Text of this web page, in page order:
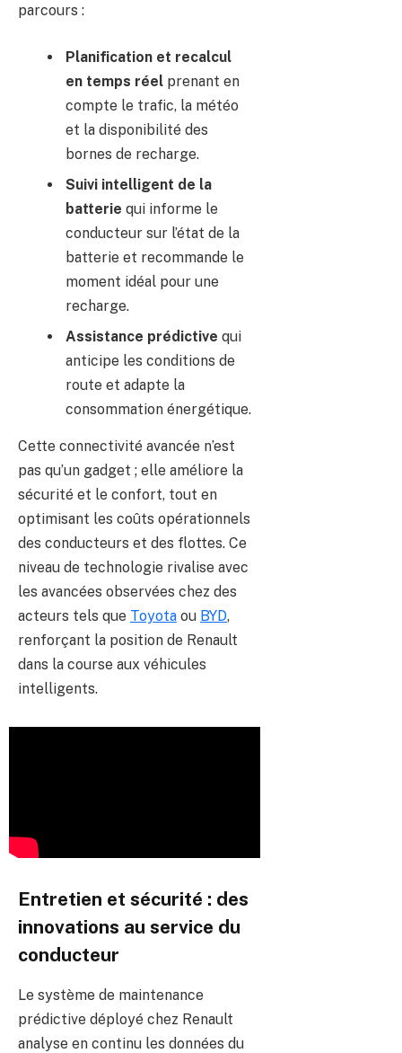
parcours :
Planification et recalcul
en temps réel prenant en
compte le trafic, la météo
et la disponibilité des
bornes de recharge.
Suivi intelligent de la
batterie qui informe le
conducteur sur l’état de la
batterie et recommande le
moment idéal pour une
recharge.
Assistance prédictive qui
anticipe les conditions de
route et adapte la
consommation énergétique.
Cette connectivité avancée n’est
pas qu’un gadget ; elle améliore la
sécurité et le confort, tout en
optimisant les coûts opérationnels
des conducteurs et des flottes. Ce
niveau de technologie rivalise avec
les avancées observées chez des
acteurs tels que Toyota ou BYD,
renforçant la position de Renault
dans la course aux véhicules
intelligents.
Entretien et sécurité : des
innovations au service du
conducteur
Le système de maintenance
prédictive déployé chez Renault
analyse en continu les données du